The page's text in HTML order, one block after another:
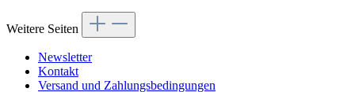
Weitere Seiten
Newsletter
Kontakt
Versand und Zahlungsbedingungen